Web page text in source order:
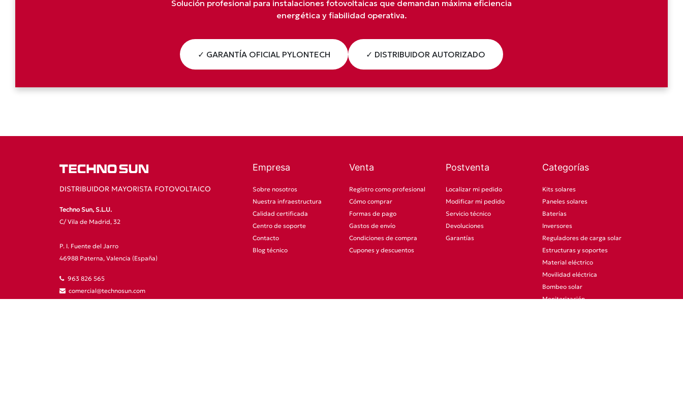
Solución profesional para instalaciones fotovoltaicas que demandan máxima eficiencia
energética y fiabilidad operativa.
✓ GARANTÍA OFICIAL PYLONTECH ✓ DISTRIBUIDOR AUTORIZADO
DISTRIBUIDOR MAYORISTA FOTOVOLTAICO
Techno Sun, S.L.U.
C/ Vila de Madrid, 32
P. I. Fuente del Jarro
46988 Paterna, Valencia (España)
963 826 565
comercial@technosun.com
Empresa
Sobre nosotros
Nuestra infraestructura
Calidad certificada
Centro de soporte
Contacto
Blog técnico
Venta
Registro como profesional
Cómo comprar
Formas de pago
Gastos de envío
Condiciones de compra
Cupones y descuentos
Postventa
Localizar mi pedido
Modificar mi pedido
Servicio técnico
Devoluciones
Garantías
Categorías
Kits solares
Paneles solares
Baterías
Inversores
Reguladores de carga solar
Estructuras y soportes
Material eléctrico
Movilidad eléctrica
Bombeo solar
Monitorización